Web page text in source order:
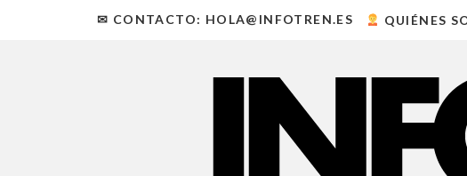
✉ CONTACTO: HOLA@INFOTREN.ES QUIÉNES